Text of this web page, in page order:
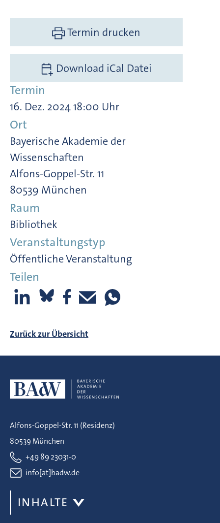
Termin drucken
Download iCal Datei
Termin
16. Dez. 2024 18:00 Uhr
Ort
Bayerische Akademie der
Wissenschaften
Alfons-Goppel-Str. 11
80539 München
Raum
Bibliothek
Veranstaltungstyp
Öffentliche Veranstaltung
Teilen
Zurück zur Übersicht
Alfons-Goppel-Str. 11 (Residenz)
80539 München
+49 89 23031-0
info[at]badw.de
INHALTE